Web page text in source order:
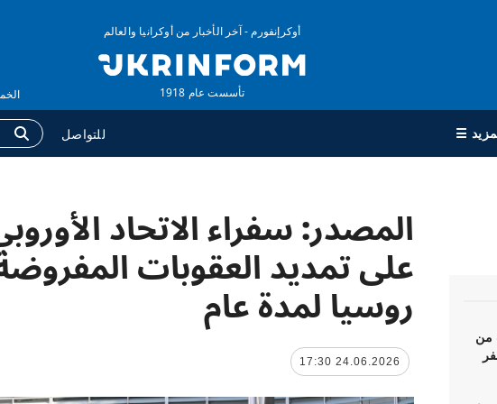
أوكرإنفورم - آخر الأخبار من أوكرانيا والعالم
تأسست عام 1918 الخميس ,06
☰ للتواصل
الوكالة
معلومات عن الوكالة
جهات الاتصال
سياسة الخصوصية وحماية
البيانات الشخصية
المزيد
مقابلات
من
المصدر: سفراء الاتحاد
على تمديد العقوبات
روسيا لمدة عام
24.06.2026 17:30